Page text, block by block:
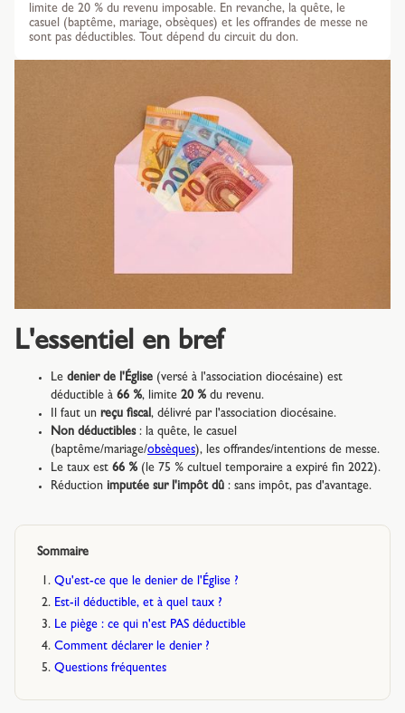
limite de 20 % du revenu imposable. En revanche, la quête, le
casuel (baptême, mariage, obsèques) et les offrandes de messe ne
sont pas déductibles. Tout dépend du circuit du don.
L'essentiel en bref
Le denier de l'Église (versé à l'association diocésaine) est
déductible à 66 %, limite 20 % du revenu.
Il faut un reçu fiscal, délivré par l'association diocésaine.
Non déductibles: la quête, le casuel
(baptême/mariage/obsèques), les offrandes/intentions de messe.
Le taux est 66 % (le 75 % cultuel temporaire a expiré fin 2022).
Réduction imputée sur l'impôt dû : sans impôt, pas d'avantage.
Sommaire
Qu'est-ce que le denier de l'Église ?
Est-il déductible, et à quel taux ?
Le piège : ce qui n'est PAS déductible
Comment déclarer le denier ?
Questions fréquentes